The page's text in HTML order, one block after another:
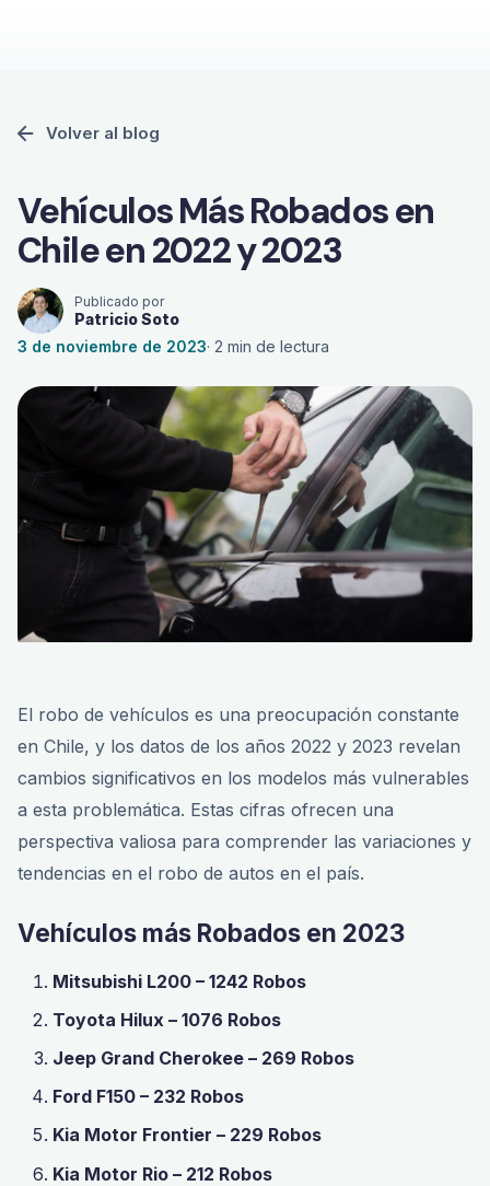
Volver al blog
Vehículos Más Robados en
Chile en 2022 y 2023
Publicado por
Patricio Soto
3 de noviembre de 2023· 2 min de lectura
El robo de vehículos es una preocupación constante
en Chile, y los datos de los años 2022 y 2023 revelan
cambios significativos en los modelos más vulnerables
a esta problemática. Estas cifras ofrecen una
perspectiva valiosa para comprender las variaciones y
tendencias en el robo de autos en el país.
Vehículos más Robados en 2023
Mitsubishi L200 – 1242 Robos
Toyota Hilux – 1076 Robos
Jeep Grand Cherokee – 269 Robos
Ford F150 – 232 Robos
Kia Motor Frontier – 229 Robos
Kia Motor Rio – 212 Robos